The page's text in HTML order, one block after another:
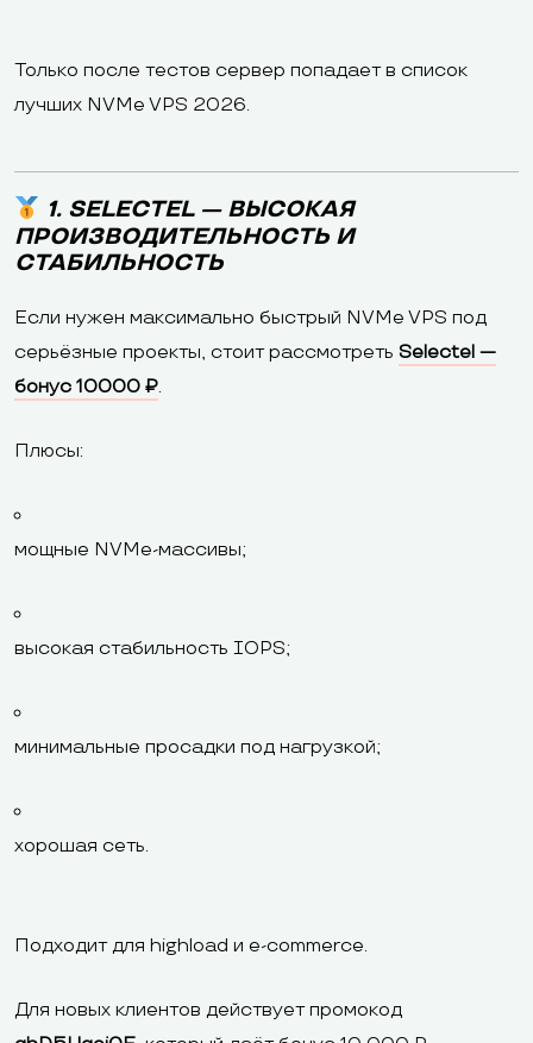
Только после тестов сервер попадает в список
лучших NVMe VPS 2026.
1. SELECTEL — ВЫСОКАЯ
ПРОИЗВОДИТЕЛЬНОСТЬ И
СТАБИЛЬНОСТЬ
Если нужен максимально быстрый NVMe VPS под
серьёзные проекты, стоит рассмотреть Selectel —
бонус 10000 ₽.
Плюсы:
мощные NVMe-массивы;
высокая стабильность IOPS;
минимальные просадки под нагрузкой;
хорошая сеть.
Подходит для highload и e-commerce.
Для новых клиентов действует промокод